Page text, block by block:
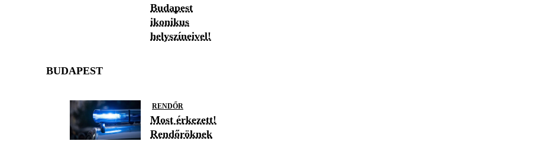
Budapest
ikonikus
helyszíneivel!
BUDAPEST
RENDŐR
Most érkezett!
Rendőröknek